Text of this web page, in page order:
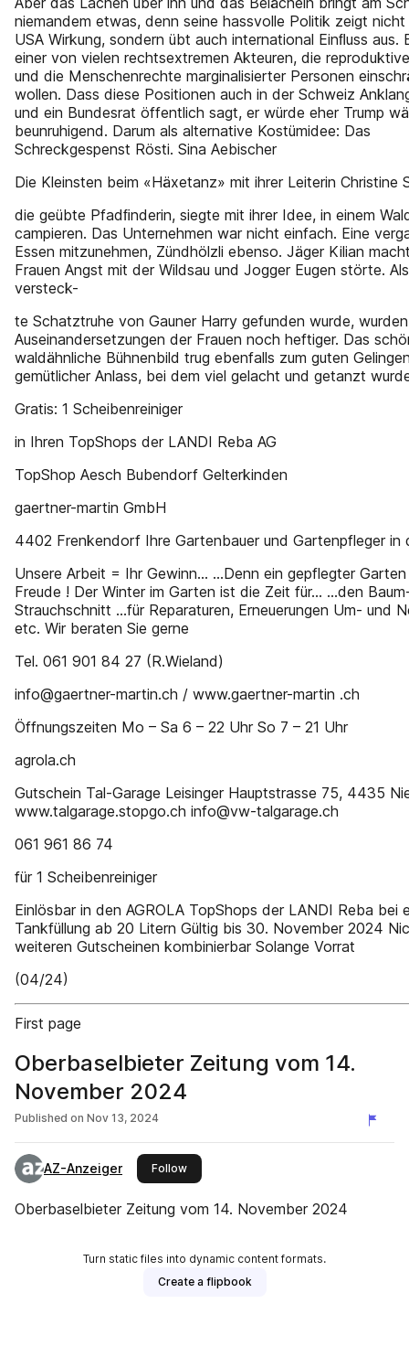
niemandem etwas, denn seine hassvolle Politik zeigt nicht
USA Wirkung, sondern übt auch international Einﬂuss aus.
einer von vielen rechtsextremen Akteuren, die
und die Menschenrechte marginalisierter Personen
wollen. Dass diese Positionen auch in der Schweiz
und ein Bundesrat öffentlich sagt, er würde eher Trump
beunruhigend. Darum als alternative Kostümidee: Das
Schreckgespenst Rösti. Sina Aebischer
Die Kleinsten beim «Häxetanz» mit ihrer Leiterin Christine
die geübte Pfadﬁnderin, siegte mit ihrer Idee, in einem
campieren. Das Unternehmen war nicht einfach. Eine
Essen mitzunehmen, Zündhölzli ebenso. Jäger Kilian
Frauen Angst mit der Wildsau und Jogger Eugen störte.
versteck-
te Schatztruhe von Gauner Harry gefunden wurde,
Auseinandersetzungen der Frauen noch heftiger. Das
waldähnliche Bühnenbild trug ebenfalls zum guten
gemütlicher Anlass, bei dem viel gelacht und getanzt
Gratis: 1 Scheibenreiniger
in Ihren TopShops der LANDI Reba AG
TopShop Aesch Bubendorf Gelterkinden
gaertner-martin GmbH
4402 Frenkendorf Ihre Gartenbauer und Gartenpfleger in
Unsere Arbeit = Ihr Gewinn… …Denn ein gepflegter
Freude ! Der Winter im Garten ist die Zeit für… …den
Strauchschnitt …für Reparaturen, Erneuerungen Um- und
etc. Wir beraten Sie gerne
Tel. 061 901 84 27 (R.Wieland)
info@gaertner-martin.ch / www.gaertner-martin .ch
Öffnungszeiten Mo – Sa 6 – 22 Uhr So 7 – 21 Uhr
agrola.ch
Gutschein Tal-Garage Leisinger Hauptstrasse 75, 4435
www.talgarage.stopgo.ch info@vw-talgarage.ch
061 961 86 74
für 1 Scheibenreiniger
Einlösbar in den AGROLA TopShops der LANDI Reba bei
Tankfüllung ab 20 Litern Gültig bis 30. November 2024
weiteren Gutscheinen kombinierbar Solange Vorrat
(04/24)
First page
Oberbaselbieter Zeitung vom 14.
November 2024
Published on Nov 13, 2024
AZ-Anzeiger Followthis publisher
Oberbaselbieter Zeitung vom 14. November 2024
Turn static files into dynamic content formats.
Create a flipbook